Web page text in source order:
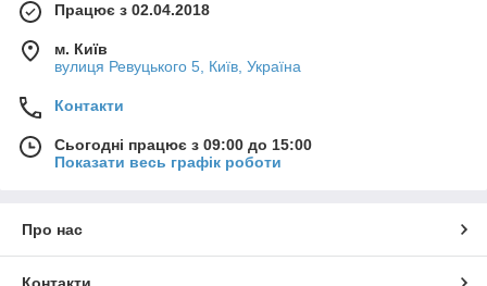
Працює з 02.04.2018
м. Київ
вулиця Ревуцького 5, Київ, Україна
Контакти
Сьогодні працює з 09:00 до 15:00
Показати весь графік роботи
Про нас